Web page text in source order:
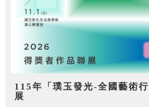
115年「璞玉發光-全國藝術
展